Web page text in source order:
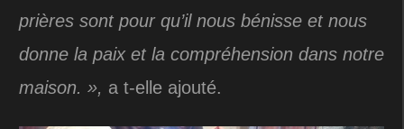
prières sont pour qu’il nous bénisse et nous
donne la paix et la compréhension dans notre
maison. », a t-elle ajouté.